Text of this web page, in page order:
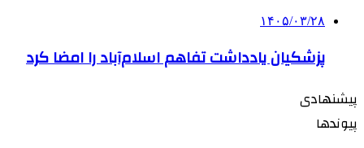
۱۴۰۵/۰۳/۲۸
پزشکیان یادداشت تفاهم اسلام‌آباد را امضا کرد
پیشنهادی
پیوندها